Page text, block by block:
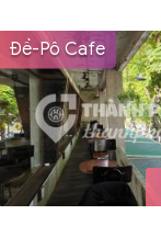
Đề-Pô Cafe